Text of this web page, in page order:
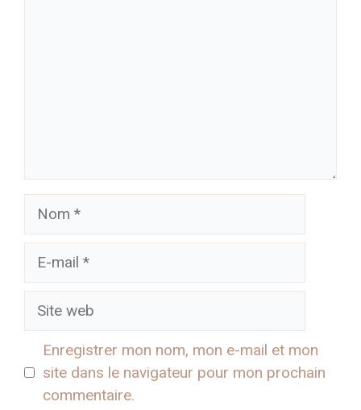
Nom
Site
Enregistrer mon nom, mon e-mail et mon
site dans le navigateur pour mon prochain
commentaire.